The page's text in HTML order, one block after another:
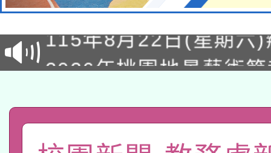
業技術研究院辦理「
用水績優單位及節水達
115年8月22日(星期六
桃園市孔廟祈福系列
2026年桃園地景藝術
關事宜
轉知教育部國民及學前